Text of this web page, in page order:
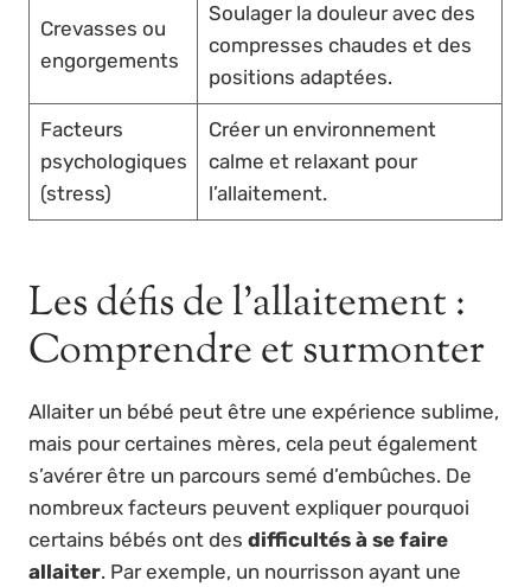
Crevasses ou
engorgements
Soulager la douleur avec des
compresses chaudes et des
positions adaptées.
Facteurs
psychologiques
(stress)
Créer un environnement
calme et relaxant pour
l’allaitement.
Les défis de l’allaitement :
Comprendre et surmonter
Allaiter un bébé peut être une expérience sublime,
mais pour certaines mères, cela peut également
s’avérer être un parcours semé d’embûches. De
nombreux facteurs peuvent expliquer pourquoi
certains bébés ont des difficultés à se faire
allaiter. Par exemple, un nourrisson ayant une